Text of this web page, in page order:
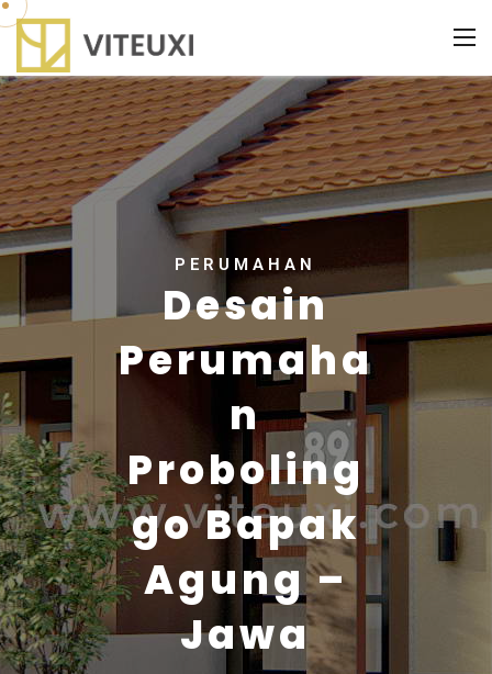
PERUMAHAN
Desain
Perumaha
n
Proboling
go Bapak
Agung –
Jawa